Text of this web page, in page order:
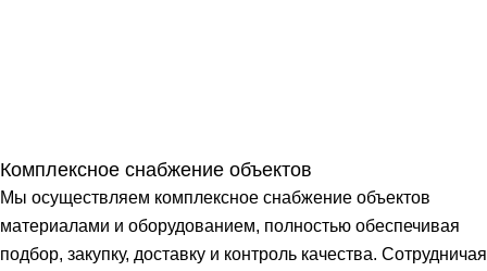
Комплексное снабжение объектов
Мы осуществляем комплексное снабжение объектов
материалами и оборудованием, полностью обеспечивая
подбор, закупку, доставку и контроль качества. Сотрудничая